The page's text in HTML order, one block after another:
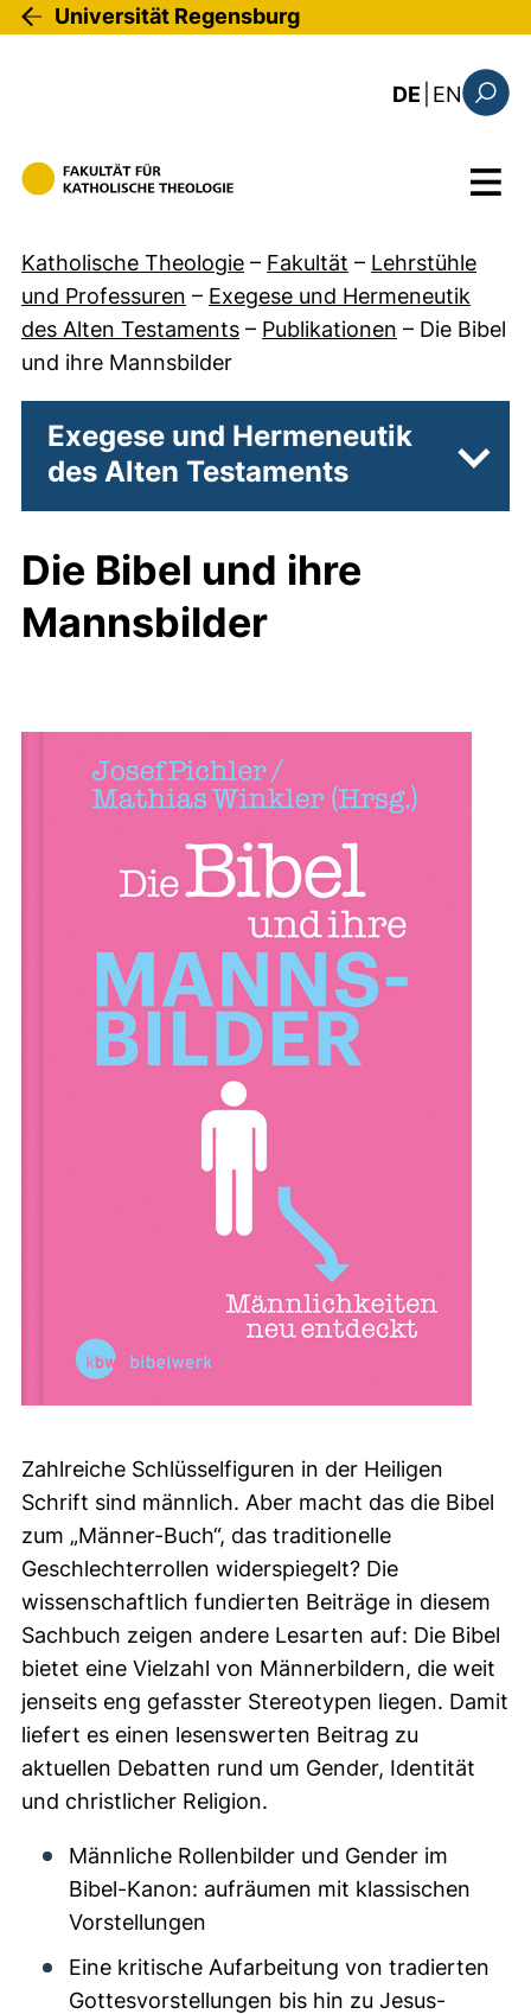
Direkt zum Inhalt
Universität Regensburg
DE EN: this
Menü
Katholische Theologie – Fakultät – Lehrstühle
und Professuren – Exegese und Hermeneutik
des Alten Testaments – Publikationen – Die Bibel
und ihre Mannsbilder
Exegese und Hermeneutik
des Alten Testaments
Die Bibel und ihre
Mannsbilder
Zahlreiche Schlüsselfiguren in der Heiligen
Schrift sind männlich. Aber macht das die Bibel
zum „Männer-Buch“, das traditionelle
Geschlechterrollen widerspiegelt? Die
wissenschaftlich fundierten Beiträge in diesem
Sachbuch zeigen andere Lesarten auf: Die Bibel
bietet eine Vielzahl von Männerbildern, die weit
jenseits eng gefasster Stereotypen liegen. Damit
liefert es einen lesenswerten Beitrag zu
aktuellen Debatten rund um Gender, Identität
und christlicher Religion.
Männliche Rollenbilder und Gender im
Bibel-Kanon: aufräumen mit klassischen
Vorstellungen
Eine kritische Aufarbeitung von tradierten
Gottesvorstellungen bis hin zu Jesus-